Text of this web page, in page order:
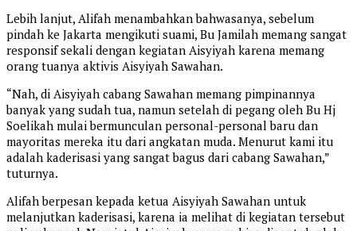
Lebih lanjut, Alifah menambahkan bahwasanya, sebelum
pindah ke Jakarta mengikuti suami, Bu Jamilah memang sangat
responsif sekali dengan kegiatan Aisyiyah karena memang
orang tuanya aktivis Aisyiyah Sawahan.
“Nah, di Aisyiyah cabang Sawahan memang pimpinannya
banyak yang sudah tua, namun setelah di pegang oleh Bu Hj
Soelikah mulai bermunculan personal-personal baru dan
mayoritas mereka itu dari angkatan muda. Menurut kami itu
adalah kaderisasi yang sangat bagus dari cabang Sawahan,”
tuturnya.
Alifah berpesan kepada ketua Aisyiyah Sawahan untuk
melanjutkan kaderisasi, karena ia melihat di kegiatan tersebut